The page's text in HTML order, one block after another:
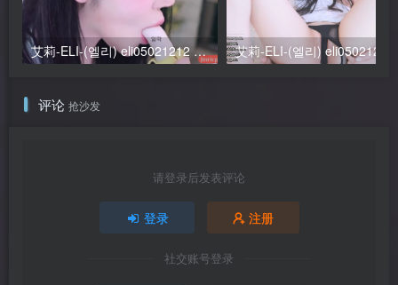
艾莉-ELI-(엘리) eli05021212 个人直播 (20250215) 完整版 [3V/6.27G]
评论 抢沙发
请登录后发表评论
登录 注册
社交账号登录